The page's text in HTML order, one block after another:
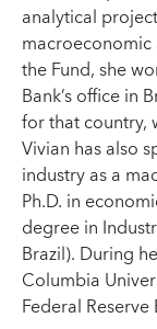
analytical
the Fund, she
Bank’s office in
for that country,
Vivian has also
industry as a
Ph.D. in
degree in
Brazil). During
Columbia
Federal